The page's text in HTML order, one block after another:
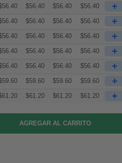
56.40 $56.40 $56.40 $56.40 +
56.40 $56.40 $56.40 $56.40 +
56.40 $56.40 $56.40 $56.40 +
56.40 $56.40 $56.40 $56.40 +
56.40 $56.40 $56.40 $56.40 +
59.60 $59.60 $59.60 $59.60 +
61.20 $61.20 $61.20 $61.20 +